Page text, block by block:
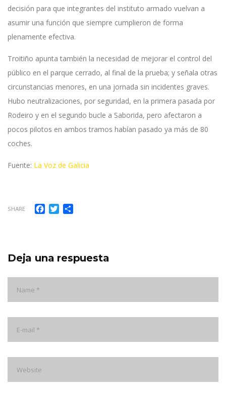
decisión para que integrantes del instituto armado vuelvan a
asumir una función que siempre cumplieron de forma
plenamente efectiva.
Troitiño apunta también la necesidad de mejorar el control del
público en el parque cerrado, al final de la prueba; y señala otras
circunstancias menores, en una jornada sin incidentes graves.
Hubo neutralizaciones, por seguridad, en la primera pasada por
Rodeiro y en el segundo bucle a Saborida, pero afectaron a
pocos pilotos en ambos tramos habían pasado ya más de 80
coches.
Fuente: La Voz de Galicia
SHARE Facebook
Twitter
Deja una respuesta